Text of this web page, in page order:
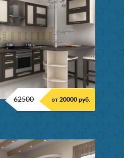
62500 от 20000 руб.